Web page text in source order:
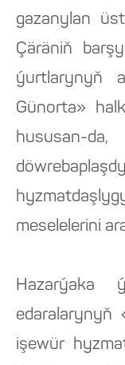
gazanylan
Çäräniň
ýurtlarynyň
Günorta»
hususan-
meselelerini
Hazarýaka
edaralarynyň
işewür